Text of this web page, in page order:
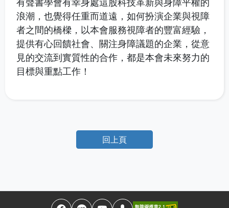
浪潮，也覺得任重而道遠，如何扮演企業與視障
者之間的橋樑，以本會服務視障者的豐富經驗，
提供有心回饋社會、關注身障議題的企業，從意
見的交流到實質性的合作，都是本會未來努力的
目標與重點工作！
回上頁